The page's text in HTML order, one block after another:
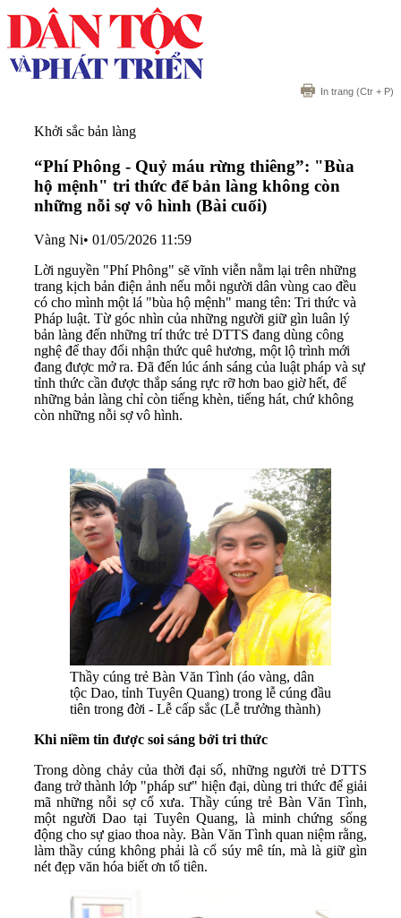
In trang (Ctr + P)
Khởi sắc bản làng
“Phí Phông - Quỷ máu rừng thiêng”: "Bùa
hộ mệnh" tri thức để bản làng không còn
những nỗi sợ vô hình (Bài cuối)
Vàng Ni• 01/05/2026 11:59
Lời nguyền "Phí Phông" sẽ vĩnh viễn nằm lại trên những
trang kịch bản điện ảnh nếu mỗi người dân vùng cao đều
có cho mình một lá "bùa hộ mệnh" mang tên: Tri thức và
Pháp luật. Từ góc nhìn của những người giữ gìn luân lý
bản làng đến những trí thức trẻ DTTS đang dùng công
nghệ để thay đổi nhận thức quê hương, một lộ trình mới
đang được mở ra. Đã đến lúc ánh sáng của luật pháp và sự
tỉnh thức cần được thắp sáng rực rỡ hơn bao giờ hết, để
những bản làng chỉ còn tiếng khèn, tiếng hát, chứ không
còn những nỗi sợ vô hình.
Thầy cúng trẻ Bàn Văn Tình (áo vàng, dân
tộc Dao, tỉnh Tuyên Quang) trong lễ cúng đầu
tiên trong đời - Lễ cấp sắc (Lễ trưởng thành)
Khi niềm tin được soi sáng bởi tri thức
Trong dòng chảy của thời đại số, những người trẻ DTTS
đang trở thành lớp "pháp sư" hiện đại, dùng tri thức để giải
mã những nỗi sợ cổ xưa. Thầy cúng trẻ Bàn Văn Tình,
một người Dao tại Tuyên Quang, là minh chứng sống
động cho sự giao thoa này. Bàn Văn Tình quan niệm rằng,
làm thầy cúng không phải là cổ súy mê tín, mà là giữ gìn
nét đẹp văn hóa biết ơn tổ tiên.